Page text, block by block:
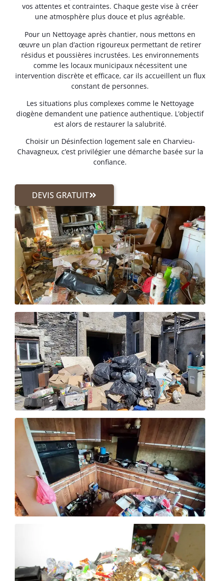
vos attentes et contraintes. Chaque geste vise à créer
une atmosphère plus douce et plus agréable.
Pour un Nettoyage après chantier, nous mettons en
œuvre un plan d’action rigoureux permettant de retirer
résidus et poussières incrustées. Les environnements
comme les locaux municipaux nécessitent une
intervention discrète et efficace, car ils accueillent un flux
constant de personnes.
Les situations plus complexes comme le Nettoyage
diogène demandent une patience authentique. L’objectif
est alors de restaurer la salubrité.
Choisir un Désinfection logement sale en Charvieu-
Chavagneux, c’est privilégier une démarche basée sur la
confiance.
DEVIS GRATUIT